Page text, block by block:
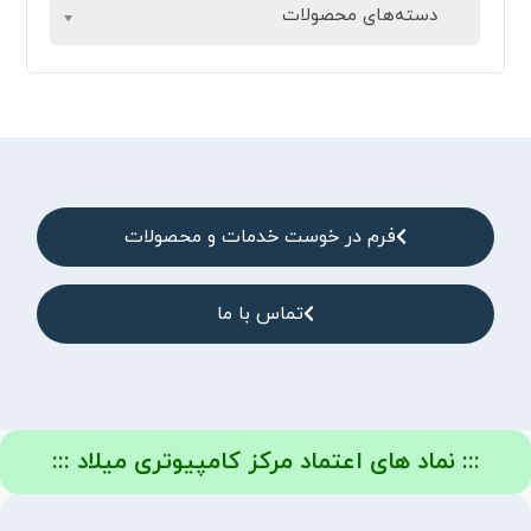
دسته‌های محصولات
فرم در خوست خدمات و محصولات
تماس با ما
::: نماد های اعتماد مرکز کامپیوتری میلاد :::